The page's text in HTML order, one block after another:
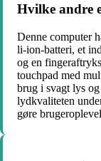
Hvilke andre
Denne computer
li-ion-batteri, et
og en
touchpad med
brug i svagt lys
lydkvaliteten
gøre